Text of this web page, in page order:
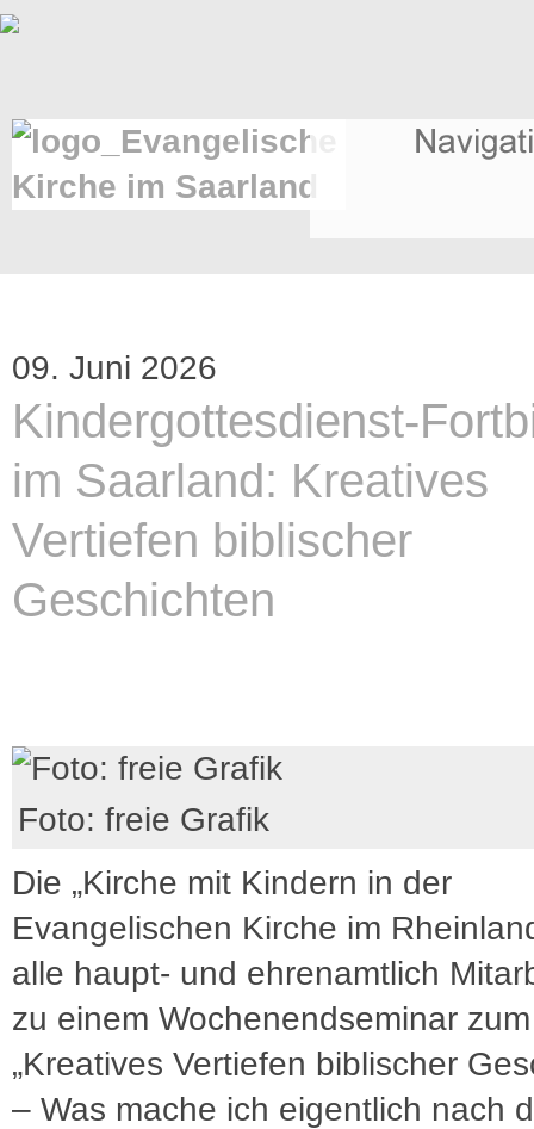
09. Juni 2026
Kindergottesdienst-
im Saarland: Kreatives
Vertiefen biblischer
Geschichten
Foto: freie Grafik
Die „Kirche mit Kindern in der
Evangelischen Kirche im
alle haupt- und ehrenamtlich
zu einem Wochenendseminar
„Kreatives Vertiefen biblischer
– Was mache ich eigentlich nach